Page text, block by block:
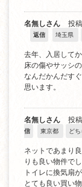
名無しさん 投
返信 埼玉県
去年、入居して
床の傷やサッシ
なんだかんだす
思います。
名無しさん 投
信
東京都 ど
ネットであまり
りも良い物件でし
トイレに換気扇
とても良い買い